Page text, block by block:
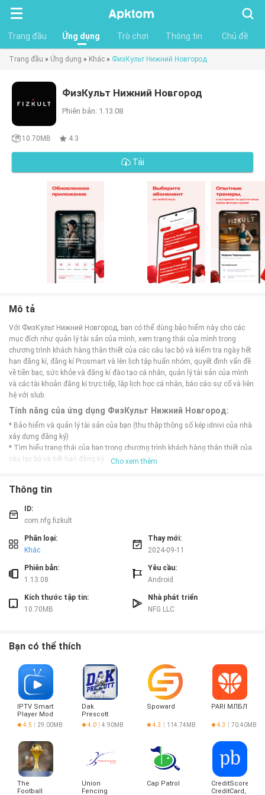
Tìm
kiếm
Trang đầu
Ứng dụng Trò chơi Thông tin Chủ đề
Trang đầu » Ứng dụng » Khác » ФизКульт Нижний Новгород
ФизКульт Нижний Новгород
Phiên bản: 1.13.08
10.70MB 4.3
Tải
Mô tả
Với ФизКульт Нижний Новгород, bạn có thể dùng bảo hiểm này cho các
mục đích như quản lý tài sản của mình, xem trạng thái của mình trong
chương trình khách hàng thân thiết của các câu lạc bộ và kiểm tra ngày hết
hạn đăng kí, đăng kí Prosmart và lên lịch tập huấn nhóm, quyết định vấn đề
về tiền bạc, sức khỏe và đăng kí đào tạo cá nhân, quản lý tài sản của mình
và các tài khoản đăng kí trực tiếp, lập lịch học cá nhân, báo cáo sự cố và liên
hệ với slub.
Tính năng của ứng dụng ФизКульт Нижний Новгород:
* Bảo hiểm và quản lý tài sản của bạn (thu thập thông số kép idnivi của nhà
xây dựng đăng ký)
* Tìm hiểu trạng thái của bạn trong chương trình khách hàng thân thiết của
câu lạc bộ và hết hạn đăng ký
* Sức khỏe và đăng ký đào tạo cá nhân
* Quản lý tài sản của bạn và các tài khoản đăng ký trực tiếp
* Báo cáo sự cố và liên hệ với slub
Ứng dụng ФизКульт Нижний Новгород cung cấp 6 tính năng chính, bao
khách hàng thân thiết, đăng ký và lên lịch tập luyện, đăng ký và đào tạo cá
nhân, quản lý tài sản và các tài khoản đăng ký, và báo cáo sự cố. Đây là một
và liên lạc với nhóm dịch vụ.
Cho xem thêm
Thông tin
ID:
com.nfg.fizkult
Phân loại:
Khác
Thay mới:
2024-09-11
Phiên bản:
1.13.08
Yêu cầu:
Android
Kích thước tập tin:
10.70MB
Nhà phát triển
NFG LLC
Bạn có thể thích
IPTV Smart
Player Mod
4.5 29.00MB
Dak
Prescott
HD
Wallpapers
4.0 4.90MB
Spoward
4.3 114.74MB
PARI МЛБЛ
4.3 70.40MB
The
Football
Union
Fencing
Cap Patrol
CreditScore,
CreditCard,